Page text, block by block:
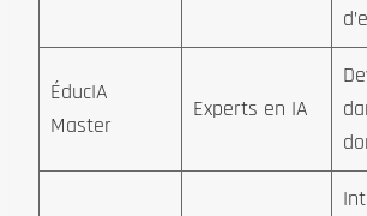
ÉducIA
Master
Experts en IA